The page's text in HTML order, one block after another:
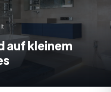
auf kleinem